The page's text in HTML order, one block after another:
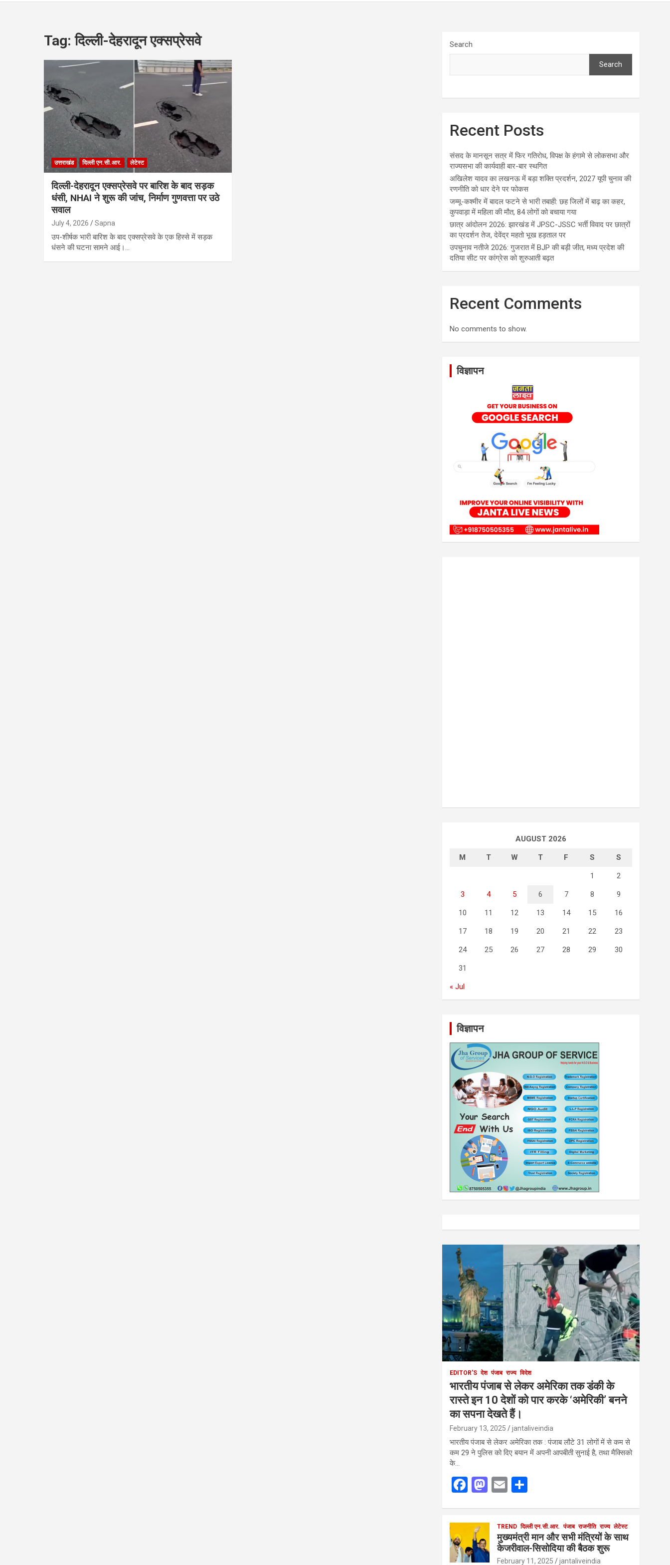
Tag:दिल्ली-देहरादून एक्सप्रेसवे
उत्तराखंड दिल्ली एन.सी.आर. लेटेस्ट
दिल्ली-देहरादून एक्सप्रेसवे पर बारिश के बाद सड़क
धंसी, NHAI ने शुरू की जांच, निर्माण गुणवत्ता पर उठे
सवाल
July 4, 2026 Sapna
उप-शीर्षक भारी बारिश के बाद एक्सप्रेसवे के एक हिस्से में सड़क
धंसने की घटना सामने आई।…
Search
Search
Recent Posts
संसद के मानसून सत्र में फिर गतिरोध, विपक्ष के हंगामे से लोकसभा और
राज्यसभा की कार्यवाही बार-बार स्थगित
अखिलेश यादव का लखनऊ में बड़ा शक्ति प्रदर्शन, 2027 यूपी चुनाव की
रणनीति को धार देने पर फोकस
जम्मू-कश्मीर में बादल फटने से भारी तबाही: छह जिलों में बाढ़ का कहर,
कुपवाड़ा में महिला की मौत, 84 लोगों को बचाया गया
छात्र आंदोलन 2026: झारखंड में JPSC-JSSC भर्ती विवाद पर छात्रों
का प्रदर्शन तेज, देवेंद्र महतो भूख हड़ताल पर
उपचुनाव नतीजे 2026: गुजरात में BJP की बड़ी जीत, मध्य प्रदेश की
दतिया सीट पर कांग्रेस को शुरुआती बढ़त
Recent Comments
No comments to show.
विज्ञापन
AUGUST 2026
M T W T F S S
1 2
3 4 5 6 7 8 9
10 11 12 13 14 15 16
17 18 19 20 21 22 23
24 25 26 27 28 29 30
31
« Jul
विज्ञापन
EDITOR'S देश पंजाब राज्य विदेश
भारतीय पंजाब से लेकर अमेरिका तक डंकी के
रास्ते इन 10 देशों को पार करके ‘अमेरिकी’ बनने
का सपना देखते हैं।
February 13, 2025 jantaliveindia
भारतीय पंजाब से लेकर अमेरिका तक : पंजाब लौटे 31 लोगों में से कम से
कम 29 ने पुलिस को दिए बयान में अपनी आपबीती सुनाई है, तथा मैक्सिको
के…
F
b
o
M
d
E S
e
TREND दिल्ली एन.सी.आर. पंजाब राजनीति राज्य लेटेस्ट
मुख्यमंत्री मान और सभी मंत्रियों के साथ
केजरीवाल-सिसोदिया की बैठक शुरू
February 11, 2025 jantaliveindia